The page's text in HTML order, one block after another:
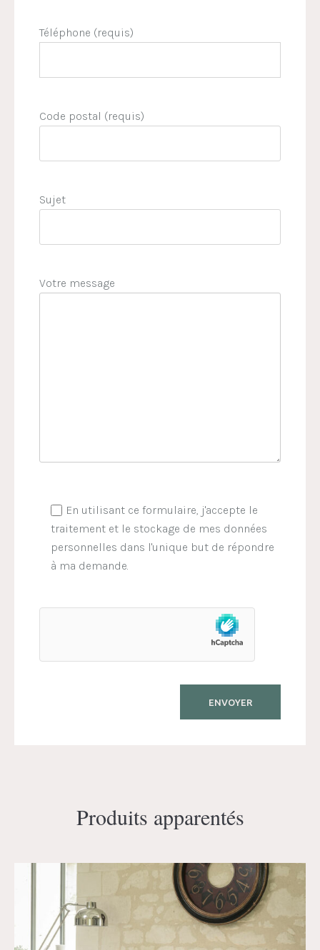
Téléphone (requis)
Code postal (requis)
Sujet
Votre message
En utilisant ce formulaire, j'accepte le
traitement et le stockage de mes données
personnelles dans l'unique but de répondre
à ma demande.
Produits apparentés